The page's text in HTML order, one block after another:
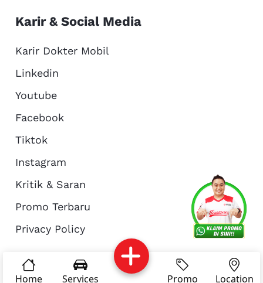
About Us
Reservasi Article
Home Services Promo Location
Karir & Social Media
Karir Dokter Mobil
Linkedin
Youtube
Facebook
Tiktok
Instagram
Kritik & Saran
Promo Terbaru
Privacy Policy
© Copyright 2026 - Dokter Mobil Indonesia